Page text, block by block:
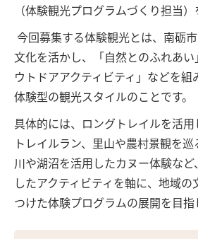
（体験観光プログラムづくり担当）
今回募集する体験観光とは、南砺
文化を活かし、「自然とのふれあ
ウトドアアクティビティ」などを組
体験型の観光スタイルのことです。
具体的には、ロングトレイルを活
トレイルラン、里山や農村景観を
川や湖沼を活用したカヌー体験な
したアクティビティを軸に、地域
つけた体験プログラムの展開を目指